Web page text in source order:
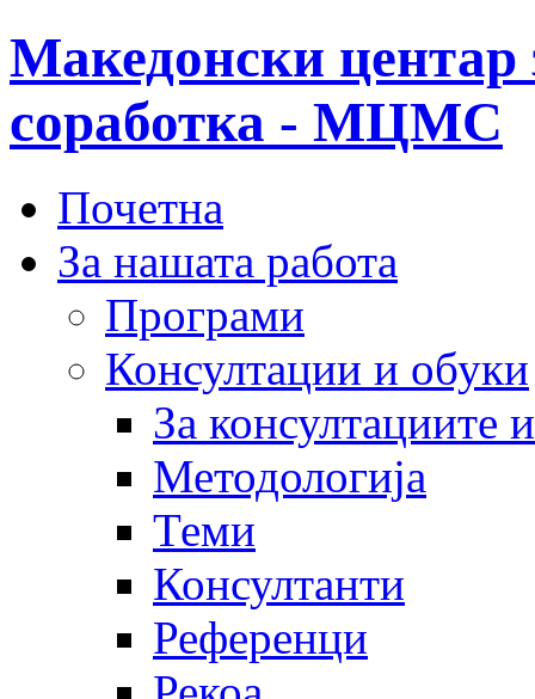
Македонски центар
соработка - МЦМС
Почетна
За нашата работа
Програми
Консултации и обуки
За консултациите
Методологија
Теми
Консултанти
Референци